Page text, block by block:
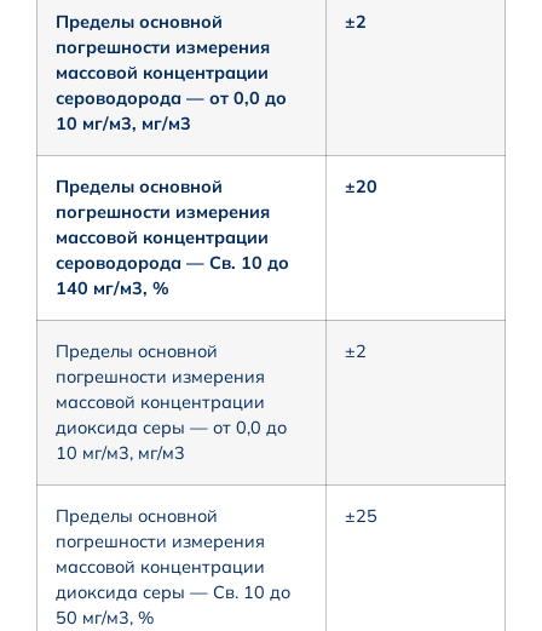
Пределы основной
погрешности измерения
массовой концентрации
сероводорода — от 0,0 до
10 мг/м3, мг/м3
±2
Пределы основной
погрешности измерения
массовой концентрации
сероводорода — Св. 10 до
140 мг/м3, %
±20
Пределы основной
погрешности измерения
массовой концентрации
диоксида серы — от 0,0 до
10 мг/м3, мг/м3
±2
Пределы основной
погрешности измерения
массовой концентрации
диоксида серы — Св. 10 до
50 мг/м3, %
±25